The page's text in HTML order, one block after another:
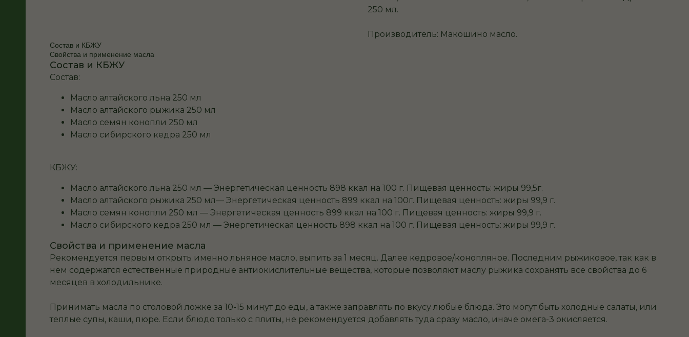
250 мл.
Производитель: Макошино масло.
Состав и КБЖУ
Свойства и применение масла
Состав и КБЖУ
Состав:
Масло алтайского льна 250 мл
Масло алтайского рыжика 250 мл
Масло семян конопли 250 мл
Масло сибирского кедра 250 мл
КБЖУ:
Масло алтайского льна 250 мл — Энергетическая ценность 898 ккал на 100 г. Пищевая ценность: жиры 99,5г.
Масло алтайского рыжика 250 мл— Энергетическая ценность 899 ккал на 100г. Пищевая ценность: жиры 99,9 г.
Масло семян конопли 250 мл — Энергетическая ценность 899 ккал на 100 г. Пищевая ценность: жиры 99,9 г.
Масло сибирского кедра 250 мл — Энергетическая ценность 898 ккал на 100 г. Пищевая ценность: жиры 99,9 г.
Свойства и применение масла
Рекомендуется первым открыть именно льняное масло, выпить за 1 месяц. Далее кедровое/конопляное. Последним рыжиковое, так как в
нем содержатся естественные природные антиокислительные вещества, которые позволяют маслу рыжика сохранять все свойства до 6
месяцев в холодильнике.
Принимать масла по столовой ложке за 10-15 минут до еды, а также заправлять по вкусу любые блюда. Это могут быть холодные салаты, или
теплые супы, каши, пюре. Если блюдо только с плиты, не рекомендуется добавлять туда сразу масло, иначе омега-3 окисляется.